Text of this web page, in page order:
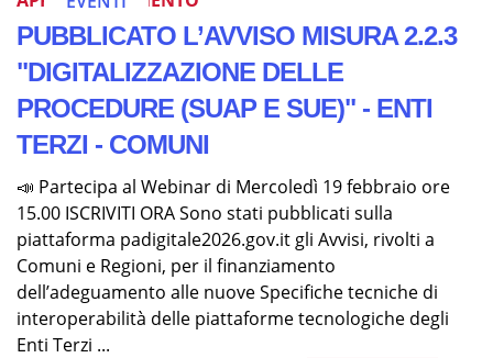
PUBBLICATO L’AVVISO MISURA 2.2.3
"DIGITALIZZAZIONE DELLE
PROCEDURE (SUAP E SUE)" - ENTI
TERZI - COMUNI
📣 Partecipa al Webinar di Mercoledì 19 febbraio ore
15.00 ISCRIVITI ORA Sono stati pubblicati sulla
piattaforma padigitale2026.gov.it gli Avvisi, rivolti a
Comuni e Regioni, per il finanziamento
dell’adeguamento alle nuove Specifiche tecniche di
interoperabilità delle piattaforme tecnologiche degli
Enti Terzi ...